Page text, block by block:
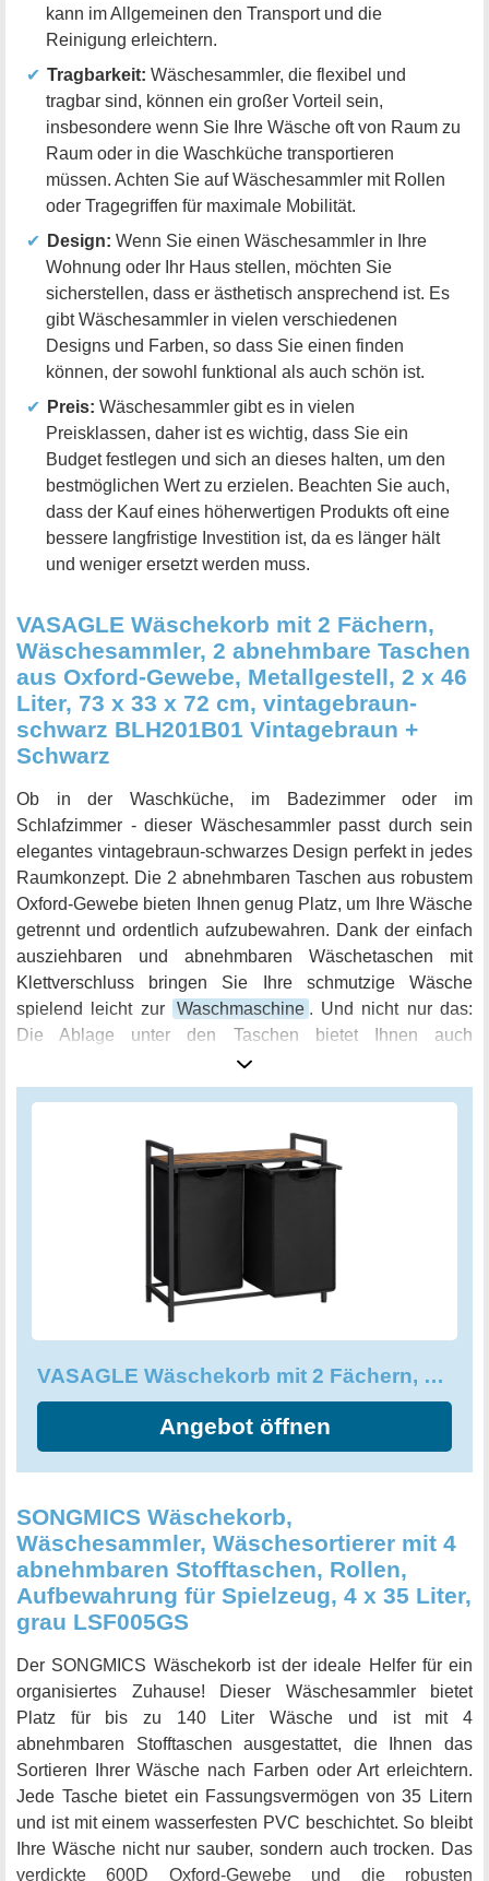
kann im Allgemeinen den Transport und die
Reinigung erleichtern.
Tragbarkeit: Wäschesammler, die flexibel und
tragbar sind, können ein großer Vorteil sein,
insbesondere wenn Sie Ihre Wäsche oft von Raum zu
Raum oder in die Waschküche transportieren
müssen. Achten Sie auf Wäschesammler mit Rollen
oder Tragegriffen für maximale Mobilität.
Design: Wenn Sie einen Wäschesammler in Ihre
Wohnung oder Ihr Haus stellen, möchten Sie
sicherstellen, dass er ästhetisch ansprechend ist. Es
gibt Wäschesammler in vielen verschiedenen
Designs und Farben, so dass Sie einen finden
können, der sowohl funktional als auch schön ist.
Preis: Wäschesammler gibt es in vielen
Preisklassen, daher ist es wichtig, dass Sie ein
Budget festlegen und sich an dieses halten, um den
bestmöglichen Wert zu erzielen. Beachten Sie auch,
dass der Kauf eines höherwertigen Produkts oft eine
bessere langfristige Investition ist, da es länger hält
und weniger ersetzt werden muss.
VASAGLE Wäschekorb mit 2 Fächern,
Wäschesammler, 2 abnehmbare Taschen
aus Oxford-Gewebe, Metallgestell, 2 x 46
Liter, 73 x 33 x 72 cm, vintagebraun-
schwarz BLH201B01 Vintagebraun +
Schwarz
Ob in der Waschküche, im Badezimmer oder im
Schlafzimmer - dieser Wäschesammler passt durch sein
elegantes vintagebraun-schwarzes Design perfekt in jedes
Raumkonzept. Die 2 abnehmbaren Taschen aus robustem
Oxford-Gewebe bieten Ihnen genug Platz, um Ihre Wäsche
getrennt und ordentlich aufzubewahren. Dank der einfach
ausziehbaren und abnehmbaren Wäschetaschen mit
Klettverschluss bringen Sie Ihre schmutzige Wäsche
spielend leicht zur
Waschmaschine . Und nicht nur das:
Die Ablage unter den Taschen bietet Ihnen auch
zusätzlichen Stauraum für Waschmittel und Co.
VASAGLE Wäschekorb mit 2 Fächern, Wäschesammler, 2 abnehmbare Taschen
Angebot öffnen
SONGMICS Wäschekorb,
Wäschesammler, Wäschesortierer mit 4
abnehmbaren Stofftaschen, Rollen,
Aufbewahrung für Spielzeug, 4 x 35 Liter,
grau LSF005GS
Der SONGMICS Wäschekorb ist der ideale Helfer für ein
organisiertes Zuhause! Dieser Wäschesammler bietet
Platz für bis zu 140 Liter Wäsche und ist mit 4
abnehmbaren Stofftaschen ausgestattet, die Ihnen das
Sortieren Ihrer Wäsche nach Farben oder Art erleichtern.
Jede Tasche bietet ein Fassungsvermögen von 35 Litern
und ist mit einem wasserfesten PVC beschichtet. So bleibt
Ihre Wäsche nicht nur sauber, sondern auch trocken. Das
verdickte 600D Oxford-Gewebe und die robusten